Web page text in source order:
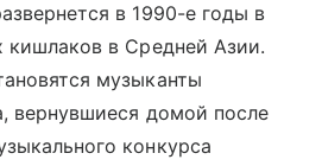
в 1990-е годы в
кишлаков в Средней Азии.
музыканты
вернувшиеся домой после
конкурса